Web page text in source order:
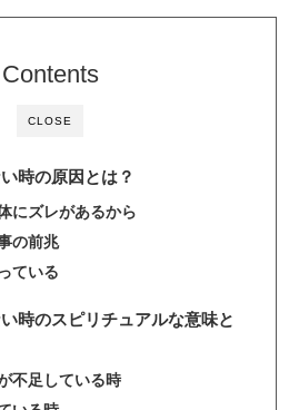
CLOSE
Contents
時の原因とは？
にズレがあるから
の前兆
ている
時のスピリチュアルな意味と
不足している時